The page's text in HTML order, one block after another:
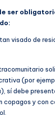
ser
visado de
(por
sí debe
copagos y con